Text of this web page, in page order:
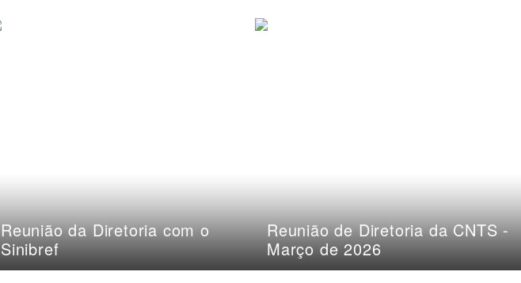
Reunião da Diretoria com o
Sinibref
Reunião de Diretoria da CNTS -
Março de 2026